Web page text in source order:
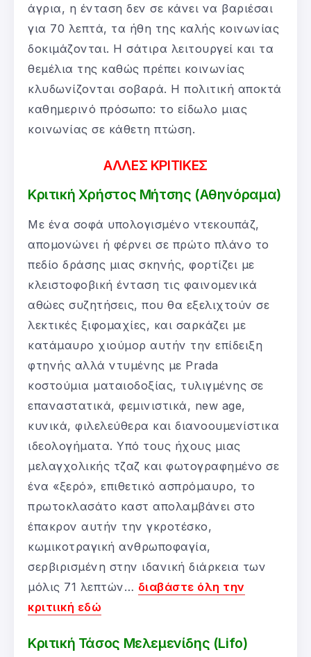
άγρια, η ένταση δεν σε κάνει να βαριέσαι
για 70 λεπτά, τα ήθη της καλής κοινωνίας
δοκιμάζονται. Η σάτιρα λειτουργεί και τα
θεμέλια της καθώς πρέπει κοινωνίας
κλυδωνίζονται σοβαρά. Η πολιτική αποκτά
καθημερινό πρόσωπο: το είδωλο μιας
κοινωνίας σε κάθετη πτώση.
ΑΛΛΕΣ ΚΡΙΤΙΚΕΣ
Κριτική Χρήστος Μήτσης (Αθηνόραμα)
Με ένα σοφά υπολογισμένο ντεκουπάζ,
απομονώνει ή φέρνει σε πρώτο πλάνο το
πεδίο δράσης μιας­ σκηνής, φορτίζει με
κλειστοφοβική ένταση τις φαινομενικά
αθώες συζητήσεις, που θα εξελιχτούν σε
λεκτικές ξιφομαχίες, και σαρκάζει με
κατάμαυρο χιούμορ αυτήν την επίδειξη
φτηνής αλλά ντυμένης με Prada
κοστούμια ματαιοδοξίας, τυλιγμένης σε
επαναστατικά, φεμινιστικά, new age,
κυνικά, φιλελεύθερα και διανοουμενίστικα
ιδεολογήματα. Υπό τους ήχους μιας
μελαγχολικής τζαζ και φωτογραφημένο σε
ένα «ξερό», επιθετικό ασπρόμαυρο, το
πρωτο­κλασάτο καστ απολαμβάνει στο
έπακρον αυτήν την γκροτέσκο,
κωμικοτραγική ανθρωποφαγία,
σερβιρισμένη στην ιδανική διάρκεια των
μόλις 71 λεπτών… διαβάστε όλη την
κριτιική εδώ
Κριτική Τάσος Μελεμενίδης (Lifo)